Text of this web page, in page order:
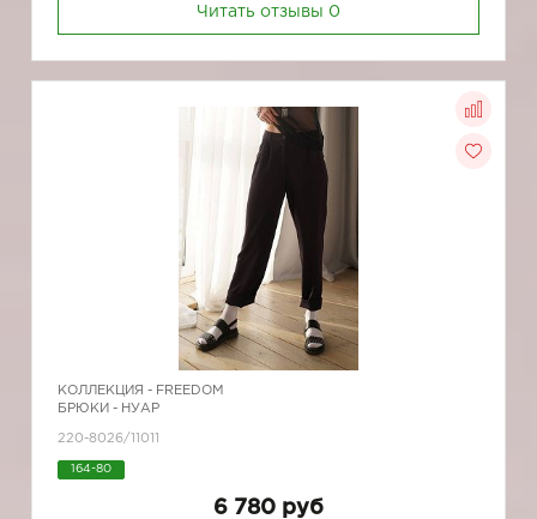
Читать отзывы 0
КОЛЛЕКЦИЯ - FREEDOM
БРЮКИ - НУАР
220-8026/11011
164-80
6 780 руб